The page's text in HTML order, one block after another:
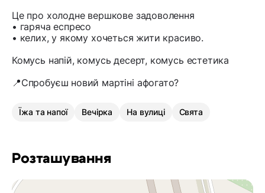
Це про холодне вершкове задоволення
• гаряча еспресо
• келих, у якому хочеться жити красиво.
Комусь напій, комусь десерт, комусь естетика
📍Спробуєш новий мартіні афогато?
Їжа та напої Вечірка На вулиці Свята
Розташування